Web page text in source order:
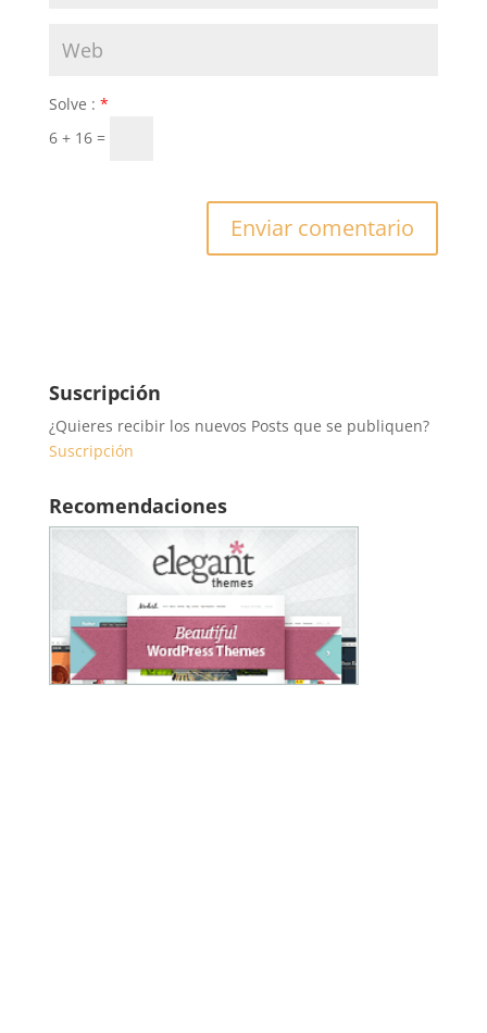
Solve : *
6 + 16 =
Suscripción
¿Quieres recibir los nuevos Posts que se publiquen?
Suscripción
Recomendaciones